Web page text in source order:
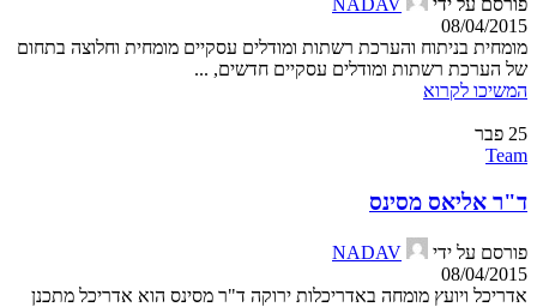
פורסם על ידי
NADAV
08/04/2015
מומחית בניתוח והערכת רשתות ומודלים עסקיים מומחית וחלוצה בתחום
של הערכת רשתות ומודלים עסקיים חדשים, ...
המשיכו לקרוא
25 פבר
Team
ד"ר אליאס מסינס
פורסם על ידי
NADAV
08/04/2015
אדריכל ויועץ מומחה באדריכלות ירוקה ד"ר מסינס הוא אדריכל מתכנן